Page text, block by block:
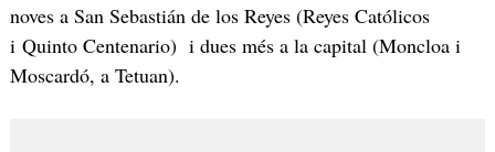
noves a San Sebastián de los Reyes (Reyes Católicos
i Quinto Centenario) i dues més a la capital (Moncloa i
Moscardó, a Tetuan).